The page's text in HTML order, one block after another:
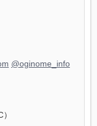
@oginome_info